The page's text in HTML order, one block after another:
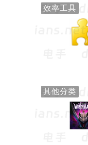
效率工具
其他分类